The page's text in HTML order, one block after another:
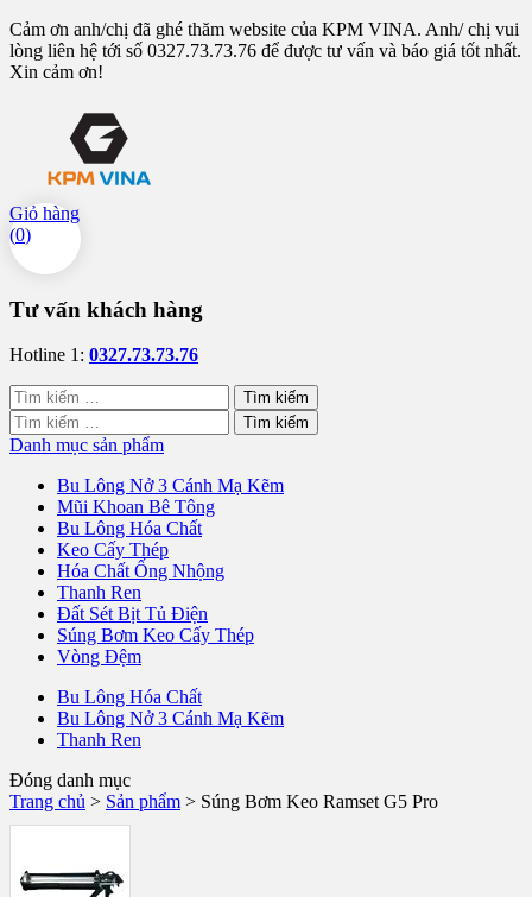
Cảm ơn anh/chị đã ghé thăm website của KPM VINA. Anh/ chị vui
lòng liên hệ tới số 0327.73.73.76 để được tư vấn và báo giá tốt nhất.
Xin cảm ơn!
Giỏ hàng
(0)
Tư vấn khách hàng
Hotline 1: 0327.73.73.76
Tìm
kiếm
cho:
Tìm
kiếm
Danh mục sản phẩm
Bu Lông Nở 3 Cánh Mạ Kẽm
Mũi Khoan Bê Tông
Bu Lông Hóa Chất
Keo Cấy Thép
Hóa Chất Ống Nhộng
Thanh Ren
Đất Sét Bịt Tủ Điện
Súng Bơm Keo Cấy Thép
Vòng Đệm
Bu Lông Hóa Chất
Bu Lông Nở 3 Cánh Mạ Kẽm
Thanh Ren
Đóng danh mục
Trang chủ > Sản phẩm > Súng Bơm Keo Ramset G5 Pro